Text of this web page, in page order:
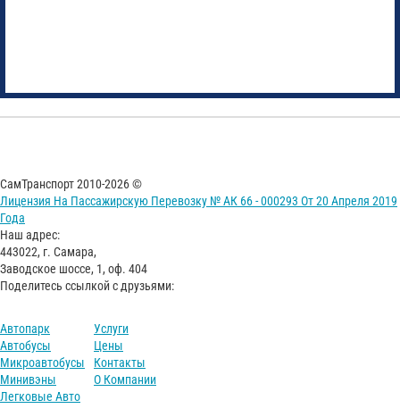
СамТранспорт 2010-2026 ©
Лицензия На Пассажирскую Перевозку № АК 66 - 000293 От 20 Апреля 2019
Года
Наш адрес:
443022, г. Самара,
Заводское шоссе, 1, оф. 404
Поделитесь ссылкой с друзьями:
Автопарк
Автобусы
Микроавтобусы
Минивэны
Легковые Авто
Услуги
Цены
Контакты
О Компании